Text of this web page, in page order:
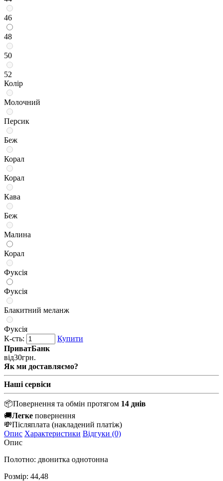
46
48
50
52
Колір
Молочний
Персик
Беж
Корал
Корал
Кава
Беж
Малина
Корал
Фуксія
Фуксія
Блакитний меланж
Фуксія
К-сть:
Купити
ПриватБанк
від30грн.
Як ми доставляємо?
Наші сервіси
📦Повернення та обмін протягом 14 днів
🚚Легке повернення
💸Післяплата (накладений платіж)
Опис Характеристики Відгуки (0)
Опис
Полотно: двонитка однотонна
Розмір: 44,48